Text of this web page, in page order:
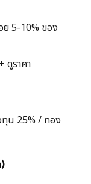
5-10% ของ
ดูราคา
น 25% / ทอง